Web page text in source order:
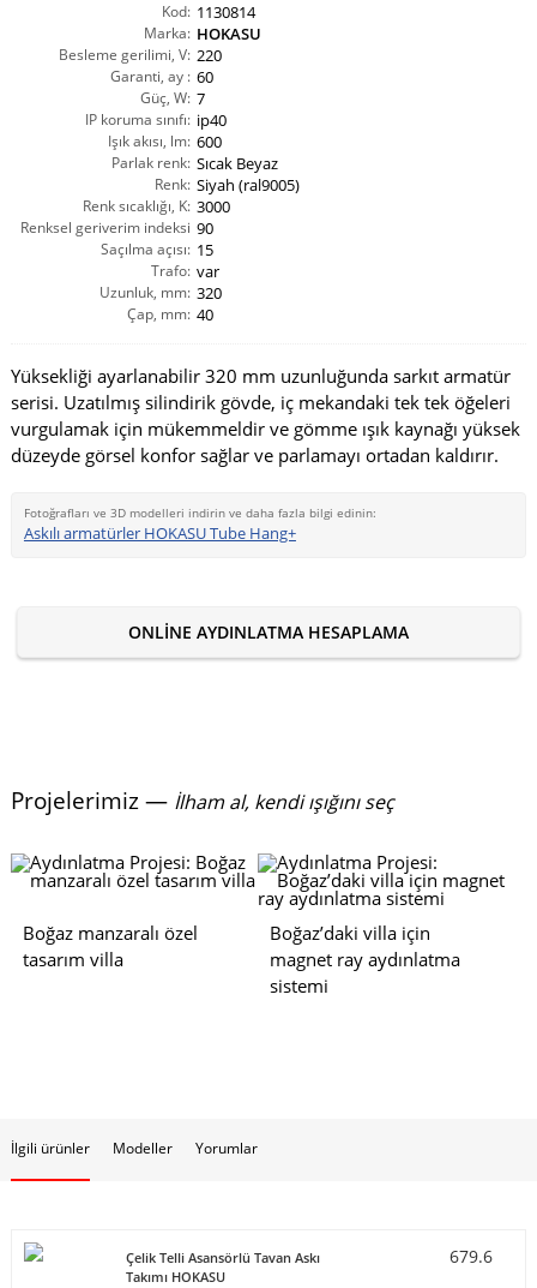
Kod: 1130814
Marka: HOKASU
Besleme gerilimi, V: 220
Garanti, ay : 60
Güç, W: 7
IP koruma sınıfı: ip40
Işık akısı, lm: 600
Parlak renk: Sıcak Beyaz
Renk: Siyah (ral9005)
Renk sıcaklığı, K: 3000
Renksel geriverim indeksi
CRI(Ra):
90
Saçılma açısı: 15
Trafo: var
Uzunluk, mm: 320
Çap, mm: 40
Yüksekliği ayarlanabilir 320 mm uzunluğunda sarkıt armatür
serisi. Uzatılmış silindirik gövde, iç mekandaki tek tek öğeleri
vurgulamak için mükemmeldir ve gömme ışık kaynağı yüksek
düzeyde görsel konfor sağlar ve parlamayı ortadan kaldırır.
Fotoğrafları ve 3D modelleri indirin ve daha fazla bilgi edinin:
Askılı armatürler HOKASU Tube Hang+
ONLINE AYDINLATMA HESAPLAMA
Projelerimiz — İlham al, kendi ışığını seç
Boğaz manzaralı özel
tasarım villa
Boğaz’daki villa için
magnet ray aydınlatma
sistemi
İlgili ürünler Modeller Yorumlar
Çelik Telli Asansörlü Tavan Askı
Takımı HOKASU
679.6